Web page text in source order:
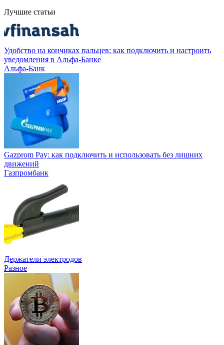
Лучшие статьи
Удобство на кончиках пальцев: как подключить и настроить
уведомления в Альфа-Банке
Альфа-Банк
Gazprom Pay: как подключить и использовать без лишних
движений
Газпромбанк
Держатели электродов
Разное